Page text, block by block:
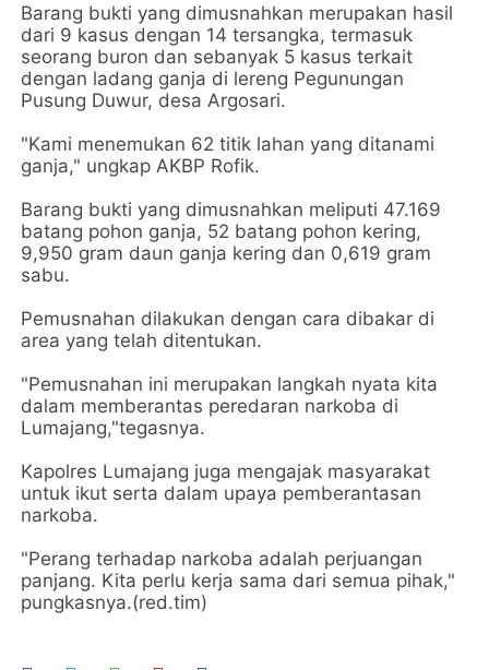
Barang bukti yang dimusnahkan merupakan hasil
dari 9 kasus dengan 14 tersangka, termasuk
seorang buron dan sebanyak 5 kasus terkait
dengan ladang ganja di lereng Pegunungan
Pusung Duwur, desa Argosari.
"Kami menemukan 62 titik lahan yang ditanami
ganja," ungkap AKBP Rofik.
Barang bukti yang dimusnahkan meliputi 47.169
batang pohon ganja, 52 batang pohon kering,
9,950 gram daun ganja kering dan 0,619 gram
sabu.
Pemusnahan dilakukan dengan cara dibakar di
area yang telah ditentukan.
"Pemusnahan ini merupakan langkah nyata kita
dalam memberantas peredaran narkoba di
Lumajang,"tegasnya.
Kapolres Lumajang juga mengajak masyarakat
untuk ikut serta dalam upaya pemberantasan
narkoba.
"Perang terhadap narkoba adalah perjuangan
panjang. Kita perlu kerja sama dari semua pihak,"
pungkasnya.(red.tim)